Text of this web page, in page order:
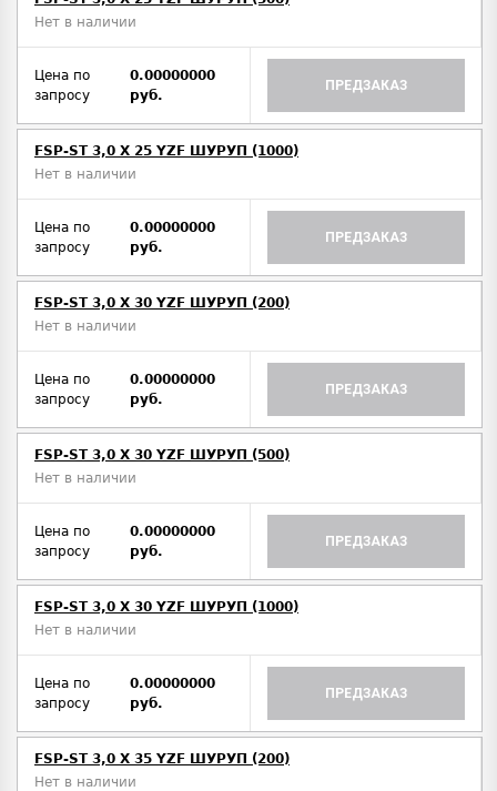
Нет в наличии
Цена по
запросу
0.00000000
руб.
ПРЕДЗАКАЗ
FSP-ST 3,0 X 25 YZF ШУРУП (1000)
Нет в наличии
Цена по
запросу
0.00000000
руб.
ПРЕДЗАКАЗ
FSP-ST 3,0 X 30 YZF ШУРУП (200)
Нет в наличии
Цена по
запросу
0.00000000
руб.
ПРЕДЗАКАЗ
FSP-ST 3,0 X 30 YZF ШУРУП (500)
Нет в наличии
Цена по
запросу
0.00000000
руб.
ПРЕДЗАКАЗ
FSP-ST 3,0 X 30 YZF ШУРУП (1000)
Нет в наличии
Цена по
запросу
0.00000000
руб.
ПРЕДЗАКАЗ
FSP-ST 3,0 X 35 YZF ШУРУП (200)
Нет в наличии